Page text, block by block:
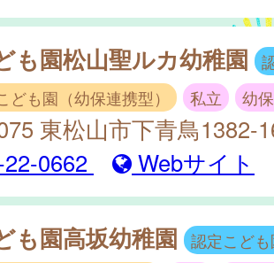
も園松山聖ルカ幼稚園
ども園（幼保連携型）
私立 幼
東松山市下青鳥1382-
0662
Webサイト
も園高坂幼稚園
認定こど